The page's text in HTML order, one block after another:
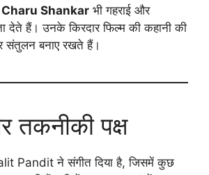
Charu Shankar भी गहराई और
देते हैं। उनके किरदार फिल्म की कहानी की
संतुलन बनाए रखते हैं।
तकनीकी पक्ष
Pandit ने संगीत दिया है, जिसमें कुछ